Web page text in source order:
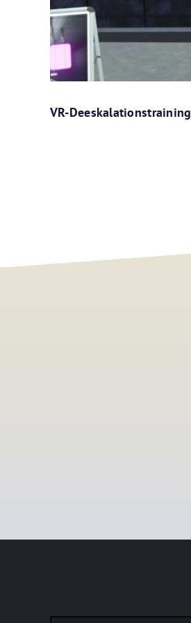
VR-Deeskalationstraining